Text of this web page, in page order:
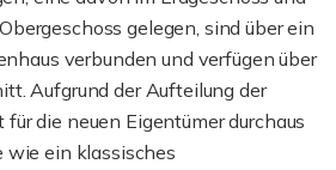
gelegen, sind über ein
verbunden und verfügen über
Aufgrund der Aufteilung der
die neuen Eigentümer durchaus
wie ein klassisches